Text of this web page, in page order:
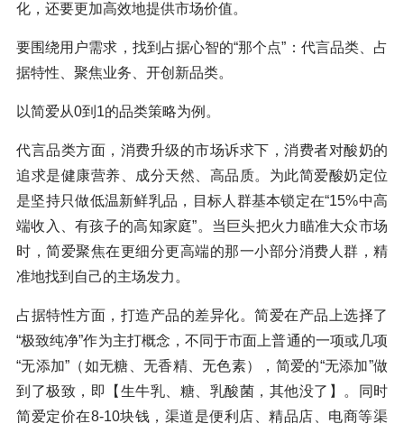
化，还要更加高效地提供市场价值。
要围绕用户需求，找到占据心智的“那个点”：代言品类、占
据特性、聚焦业务、开创新品类。
以简爱从0到1的品类策略为例。
代言品类方面，消费升级的市场诉求下，消费者对酸奶的
追求是健康营养、成分天然、高品质。为此简爱酸奶定位
是坚持只做低温新鲜乳品，目标人群基本锁定在“15%中高
端收入、有孩子的高知家庭”。当巨头把火力瞄准大众市场
时，简爱聚焦在更细分更高端的那一小部分消费人群，精
准地找到自己的主场发力。
占据特性方面，打造产品的差异化。简爱在产品上选择了
“极致纯净”作为主打概念，不同于市面上普通的一项或几项
“无添加”（如无糖、无香精、无色素），简爱的“无添加”做
到了极致，即【生牛乳、糖、乳酸菌，其他没了】。同时
简爱定价在8-10块钱，渠道是便利店、精品店、电商等渠